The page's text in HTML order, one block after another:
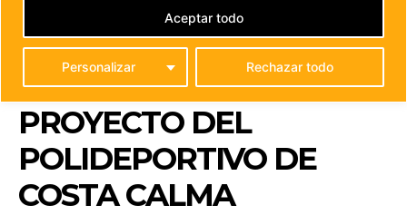
Personalizar Rechazar todo
Aceptar todo
PÁJARA SACA A
LICITACIÓN LA
REDACCIÓN DEL
PROYECTO DEL
POLIDEPORTIVO DE
COSTA CALMA